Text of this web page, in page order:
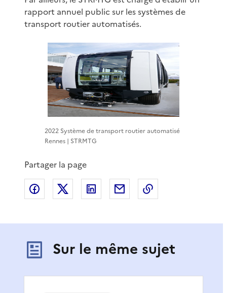
rapport annuel public sur les systèmes de
transport routier automatisés.
2022 Système de transport routier automatisé
Rennes | STRMTG
Partager la page
Partager sur Facebook
Partager sur XPartager sur LinkedIn
Partager par email
Sur le même sujet